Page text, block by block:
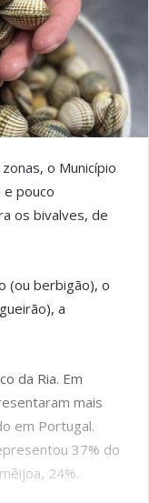
o Município
e pouco
os bivalves, de
(ou berbigão), o
a
da Ria. Em
mais
em Portugal.
37% do
24%.